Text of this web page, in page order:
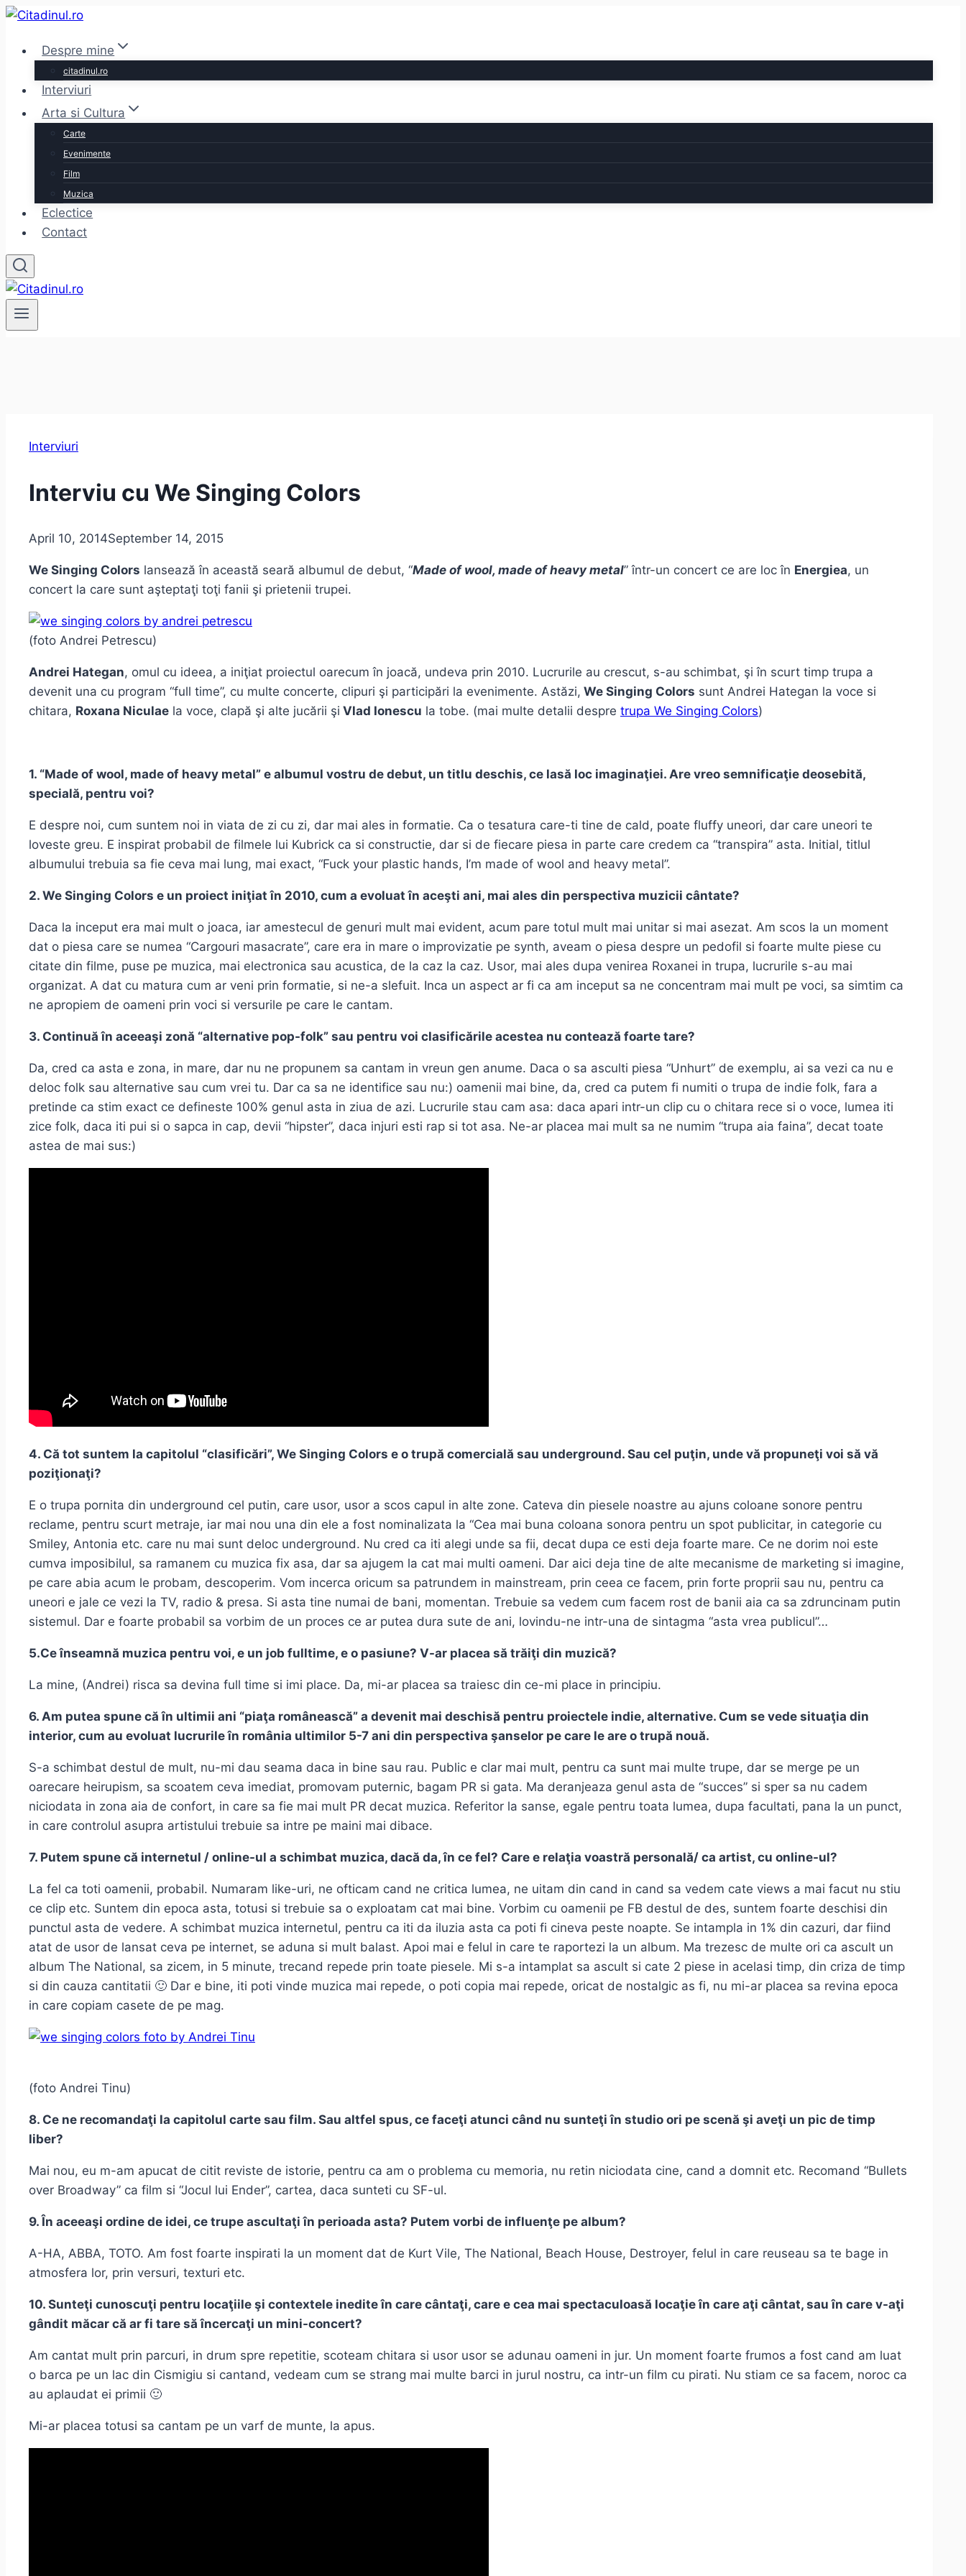
Skip
contentDespre mine
citadinul.ro
Interviuri
Arta si Cultura
Carte
Evenimente
Film
Muzica
Eclectice
Contact
Interviuri
Interviu cu We Singing Colors
April 10, 2014September 14, 2015
We Singing Colors lansează în această seară albumul de debut, “Made of wool, made of heavy metal” într-un concert ce are loc în Energiea, un
concert la care sunt aşteptaţi toţi fanii şi prietenii trupei.
(foto Andrei Petrescu)
Andrei Hategan, omul cu ideea, a iniţiat proiectul oarecum în joacă, undeva prin 2010. Lucrurile au crescut, s-au schimbat, şi în scurt timp trupa a
devenit una cu program “full time”, cu multe concerte, clipuri şi participări la evenimente. Astăzi, We Singing Colors sunt Andrei Hategan la voce si
chitara, Roxana Niculae la voce, clapă şi alte jucării şi Vlad Ionescu la tobe. (mai multe detalii despre trupa We Singing Colors)
1. “Made of wool, made of heavy metal” e albumul vostru de debut, un titlu deschis, ce lasă loc imaginaţiei. Are vreo semnificaţie deosebită,
specială, pentru voi?
E despre noi, cum suntem noi in viata de zi cu zi, dar mai ales in formatie. Ca o tesatura care-ti tine de cald, poate fluffy uneori, dar care uneori te
loveste greu. E inspirat probabil de filmele lui Kubrick ca si constructie, dar si de fiecare piesa in parte care credem ca “transpira” asta. Initial, titlul
albumului trebuia sa fie ceva mai lung, mai exact, “Fuck your plastic hands, I’m made of wool and heavy metal”.
2. We Singing Colors e un proiect iniţiat în 2010, cum a evoluat în aceşti ani, mai ales din perspectiva muzicii cântate?
Daca la inceput era mai mult o joaca, iar amestecul de genuri mult mai evident, acum pare totul mult mai unitar si mai asezat. Am scos la un moment
dat o piesa care se numea “Cargouri masacrate”, care era in mare o improvizatie pe synth, aveam o piesa despre un pedofil si foarte multe piese cu
citate din filme, puse pe muzica, mai electronica sau acustica, de la caz la caz. Usor, mai ales dupa venirea Roxanei in trupa, lucrurile s-au mai
organizat. A dat cu matura cum ar veni prin formatie, si ne-a slefuit. Inca un aspect ar fi ca am inceput sa ne concentram mai mult pe voci, sa simtim ca
ne apropiem de oameni prin voci si versurile pe care le cantam.
3. Continuă în aceeaşi zonă “alternative pop-folk” sau pentru voi clasificările acestea nu contează foarte tare?
Da, cred ca asta e zona, in mare, dar nu ne propunem sa cantam in vreun gen anume. Daca o sa asculti piesa “Unhurt” de exemplu, ai sa vezi ca nu e
deloc folk sau alternative sau cum vrei tu. Dar ca sa ne identifice sau nu:) oamenii mai bine, da, cred ca putem fi numiti o trupa de indie folk, fara a
pretinde ca stim exact ce defineste 100% genul asta in ziua de azi. Lucrurile stau cam asa: daca apari intr-un clip cu o chitara rece si o voce, lumea iti
zice folk, daca iti pui si o sapca in cap, devii “hipster”, daca injuri esti rap si tot asa. Ne-ar placea mai mult sa ne numim “trupa aia faina”, decat toate
astea de mai sus:)
4. Că tot suntem la capitolul “clasificări”, We Singing Colors e o trupă comercială sau underground. Sau cel puţin, unde vă propuneţi voi să vă
poziţionaţi?
E o trupa pornita din underground cel putin, care usor, usor a scos capul in alte zone. Cateva din piesele noastre au ajuns coloane sonore pentru
reclame, pentru scurt metraje, iar mai nou una din ele a fost nominalizata la “Cea mai buna coloana sonora pentru un spot publicitar, in categorie cu
Smiley, Antonia etc. care nu mai sunt deloc underground. Nu cred ca iti alegi unde sa fii, decat dupa ce esti deja foarte mare. Ce ne dorim noi este
cumva imposibilul, sa ramanem cu muzica fix asa, dar sa ajugem la cat mai multi oameni. Dar aici deja tine de alte mecanisme de marketing si imagine,
pe care abia acum le probam, descoperim. Vom incerca oricum sa patrundem in mainstream, prin ceea ce facem, prin forte proprii sau nu, pentru ca
uneori e jale ce vezi la TV, radio & presa. Si asta tine numai de bani, momentan. Trebuie sa vedem cum facem rost de banii aia ca sa zdruncinam putin
sistemul. Dar e foarte probabil sa vorbim de un proces ce ar putea dura sute de ani, lovindu-ne intr-una de sintagma “asta vrea publicul”…
5.Ce înseamnă muzica pentru voi, e un job fulltime, e o pasiune? V-ar placea să trăiţi din muzică?
La mine, (Andrei) risca sa devina full time si imi place. Da, mi-ar placea sa traiesc din ce-mi place in principiu.
6. Am putea spune că în ultimii ani “piaţa românească” a devenit mai deschisă pentru proiectele indie, alternative. Cum se vede situaţia din
interior, cum au evoluat lucrurile în românia ultimilor 5-7 ani din perspectiva şanselor pe care le are o trupă nouă.
S-a schimbat destul de mult, nu-mi dau seama daca in bine sau rau. Public e clar mai mult, pentru ca sunt mai multe trupe, dar se merge pe un
oarecare heirupism, sa scoatem ceva imediat, promovam puternic, bagam PR si gata. Ma deranjeaza genul asta de “succes” si sper sa nu cadem
niciodata in zona aia de confort, in care sa fie mai mult PR decat muzica. Referitor la sanse, egale pentru toata lumea, dupa facultati, pana la un punct,
in care controlul asupra artistului trebuie sa intre pe maini mai dibace.
7. Putem spune că internetul / online-ul a schimbat muzica, dacă da, în ce fel? Care e relaţia voastră personală/ ca artist, cu online-ul?
La fel ca toti oamenii, probabil. Numaram like-uri, ne ofticam cand ne critica lumea, ne uitam din cand in cand sa vedem cate views a mai facut nu stiu
ce clip etc. Suntem din epoca asta, totusi si trebuie sa o exploatam cat mai bine. Vorbim cu oamenii pe FB destul de des, suntem foarte deschisi din
punctul asta de vedere. A schimbat muzica internetul, pentru ca iti da iluzia asta ca poti fi cineva peste noapte. Se intampla in 1% din cazuri, dar fiind
atat de usor de lansat ceva pe internet, se aduna si mult balast. Apoi mai e felul in care te raportezi la un album. Ma trezesc de multe ori ca ascult un
album The National, sa zicem, in 5 minute, trecand repede prin toate piesele. Mi s-a intamplat sa ascult si cate 2 piese in acelasi timp, din criza de timp
si din cauza cantitatii 🙂 Dar e bine, iti poti vinde muzica mai repede, o poti copia mai repede, oricat de nostalgic as fi, nu mi-ar placea sa revina epoca
in care copiam casete de pe mag.
(foto Andrei Tinu)
8. Ce ne recomandaţi la capitolul carte sau film. Sau altfel spus, ce faceţi atunci când nu sunteţi în studio ori pe scenă şi aveţi un pic de timp
liber?
Mai nou, eu m-am apucat de citit reviste de istorie, pentru ca am o problema cu memoria, nu retin niciodata cine, cand a domnit etc. Recomand “Bullets
over Broadway” ca film si “Jocul lui Ender”, cartea, daca sunteti cu SF-ul.
9. În aceeaşi ordine de idei, ce trupe ascultaţi în perioada asta? Putem vorbi de influenţe pe album?
A-HA, ABBA, TOTO. Am fost foarte inspirati la un moment dat de Kurt Vile, The National, Beach House, Destroyer, felul in care reuseau sa te bage in
atmosfera lor, prin versuri, texturi etc.
10. Sunteţi cunoscuţi pentru locaţiile şi contextele inedite în care cântaţi, care e cea mai spectaculoasă locaţie în care aţi cântat, sau în care v-aţi
gândit măcar că ar fi tare să încercaţi un mini-concert?
Am cantat mult prin parcuri, in drum spre repetitie, scoteam chitara si usor usor se adunau oameni in jur. Un moment foarte frumos a fost cand am luat
o barca pe un lac din Cismigiu si cantand, vedeam cum se strang mai multe barci in jurul nostru, ca intr-un film cu pirati. Nu stiam ce sa facem, noroc ca
au aplaudat ei primii 🙂
Mi-ar placea totusi sa cantam pe un varf de munte, la apus.